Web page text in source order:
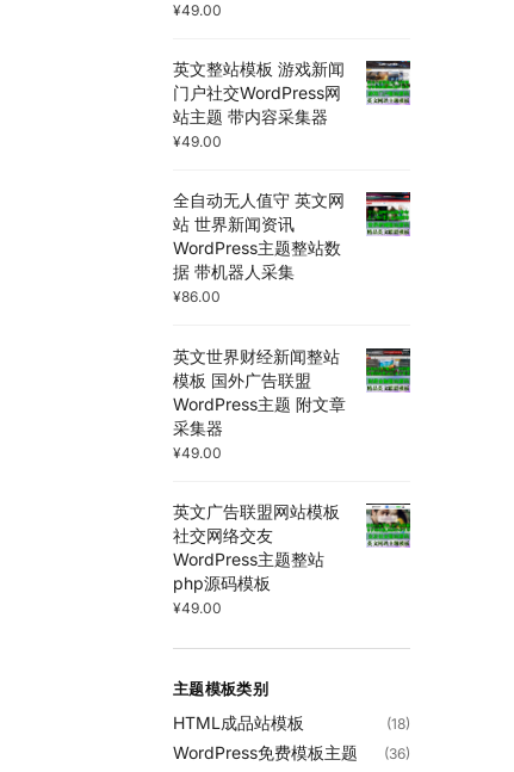
¥49.00
英文整站模板 游戏新闻
门户社交WordPress网
站主题 带内容采集器
¥49.00
全自动无人值守 英文网
站 世界新闻资讯
WordPress主题整站数
据 带机器人采集
¥86.00
英文世界财经新闻整站
模板 国外广告联盟
WordPress主题 附文章
采集器
¥49.00
英文广告联盟网站模板
社交网络交友
WordPress主题整站
php源码模板
¥49.00
主题模板类别
HTML成品站模板 (18)
WordPress免费模板主题 (36)